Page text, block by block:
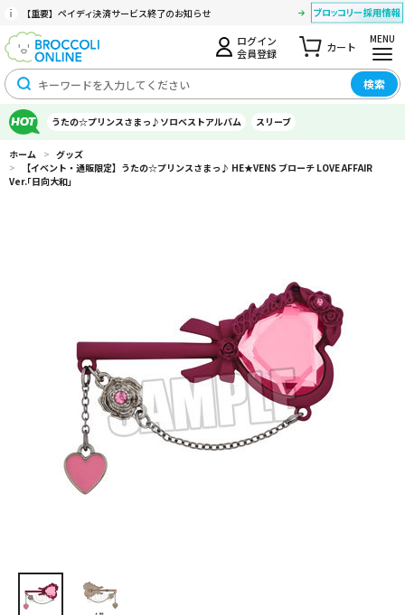
【重要】ペイディ決済サービス終了のお知らせ
ログイン
会員登録
カート
MENU
検索
うたの☆プリンスさまっ♪ソロベストアルバム スリーブ
ホーム > グッズ
>
【イベント・通販限定】うたの☆プリンスさまっ♪ HE★VENS ブローチ LOVE AFFAIR
Ver.｢日向大和｣